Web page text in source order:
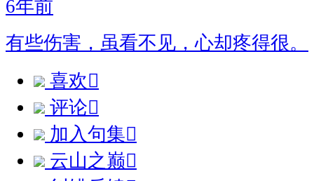
6年前
有些伤害，虽看不见，心却疼得很。
喜欢
评论
加入句集
云山之巅